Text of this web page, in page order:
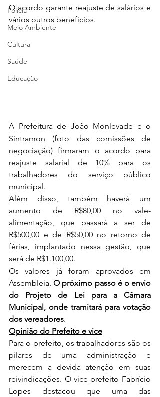
Polícia
Meio Ambiente
Cultura
Saúde
Educação
O acordo garante reajuste de salários e
vários outros benefícios.
A Prefeitura de João Monlevade e o
Sintramon (foto das comissões de
negociação) firmaram o acordo para
reajuste salarial de 10% para os
trabalhadores do serviço público
municipal.
Além disso, também haverá um
aumento de R$80,00 no vale-
alimentação, que passará a ser de
R$500,00 e de R$50,00 no retorno de
férias, implantado nessa gestão, que
será de R$1.100,00.
Os valores já foram aprovados em
Assembleia. O próximo passo é o envio
do Projeto de Lei para a Câmara
Municipal, onde tramitará para votação
dos vereadores.
Opinião do Prefeito e vice
Para o prefeito, os trabalhadores são os
pilares de uma administração e
merecem a devida atenção em suas
reivindicações. O vice-prefeito Fabrício
Lopes destacou que uma das